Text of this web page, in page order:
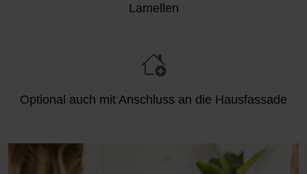
Lamellen
Optional auch mit Anschluss an die Hausfassade